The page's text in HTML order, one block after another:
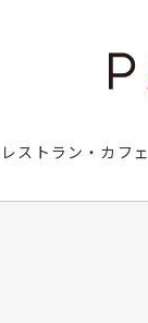
レストラン・カフェ